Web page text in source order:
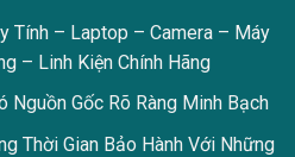
Tính – Laptop – Camera – Máy
– Linh Kiện Chính Hãng
Nguồn Gốc Rõ Ràng Minh Bạch
Thời Gian Bảo Hành Với Những